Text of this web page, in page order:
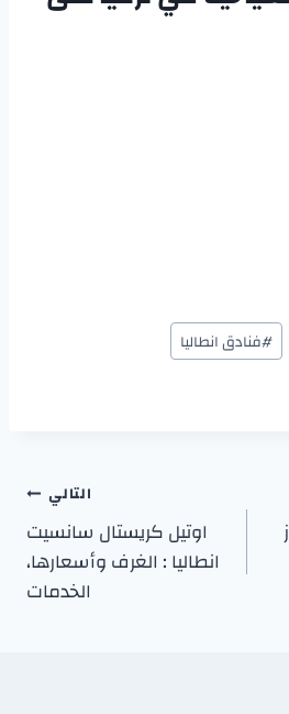
#فنادق انطاليا
التالي
اوتيل كريستال سانسيت
انطاليا : الغرف وأسعارها،
الخدمات